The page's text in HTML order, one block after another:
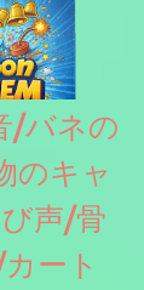
/バネの
のキャ
声/骨
ート